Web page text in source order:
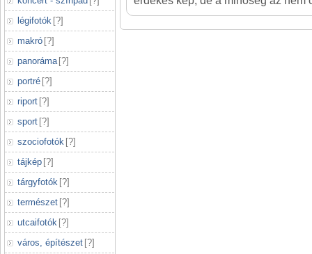
légifotók [?]
makró [?]
panoráma [?]
portré [?]
riport [?]
sport [?]
szociofotók [?]
tájkép [?]
tárgyfotók [?]
természet [?]
utcaifotók [?]
város, építészet [?]